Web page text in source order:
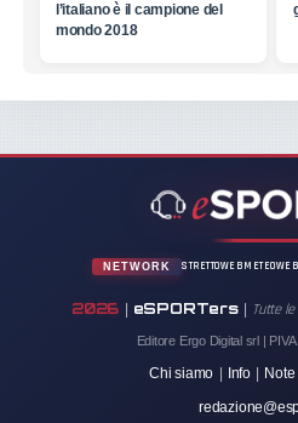
l’italiano è il campione del
mondo 2018
NETWORK STRETTOWEB
2026 | eSPORTers | Tutte
Editore Ergo Digital srl |
Chi siamo Info